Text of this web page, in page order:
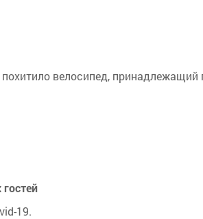
велосипед, принадлежащий
19.